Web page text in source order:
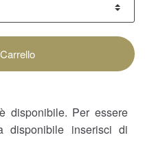
disponibile. Per essere
disponibile inserisci di